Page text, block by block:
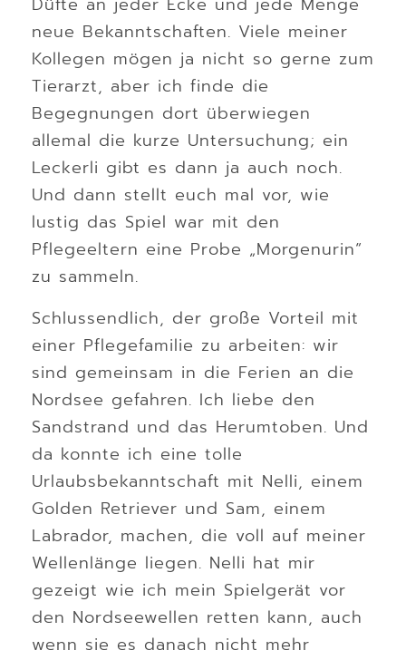
neue Bekanntschaften. Viele meiner
Kollegen mögen ja nicht so gerne zum
Tierarzt, aber ich finde die
Begegnungen dort überwiegen
allemal die kurze Untersuchung; ein
Leckerli gibt es dann ja auch noch.
Und dann stellt euch mal vor, wie
lustig das Spiel war mit den
Pflegeeltern eine Probe „Morgenurin“
zu sammeln.
Schlussendlich, der große Vorteil mit
einer Pflegefamilie zu arbeiten: wir
sind gemeinsam in die Ferien an die
Nordsee gefahren. Ich liebe den
Sandstrand und das Herumtoben. Und
da konnte ich eine tolle
Urlaubsbekanntschaft mit Nelli, einem
Golden Retriever und Sam, einem
Labrador, machen, die voll auf meiner
Wellenlänge liegen. Nelli hat mir
gezeigt wie ich mein Spielgerät vor
den Nordseewellen retten kann, auch
wenn sie es danach nicht mehr